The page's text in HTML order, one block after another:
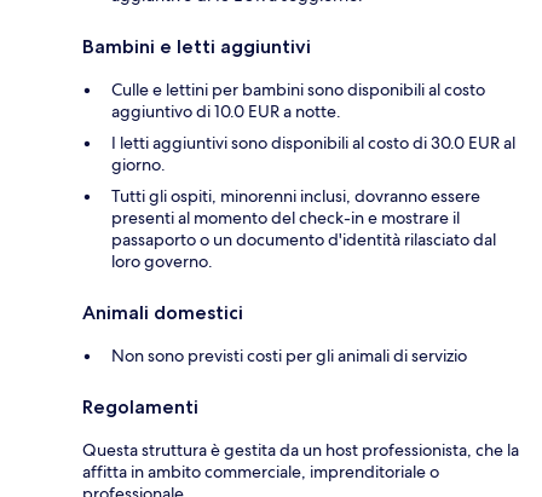
Bambini e letti aggiuntivi
Culle e lettini per bambini sono disponibili al costo
aggiuntivo di 10.0 EUR a notte.
I letti aggiuntivi sono disponibili al costo di 30.0 EUR al
giorno.
Tutti gli ospiti, minorenni inclusi, dovranno essere
presenti al momento del check-in e mostrare il
passaporto o un documento d'identità rilasciato dal
loro governo.
Animali domestici
Non sono previsti costi per gli animali di servizio
Regolamenti
Questa struttura è gestita da un host professionista, che la
affitta in ambito commerciale, imprenditoriale o